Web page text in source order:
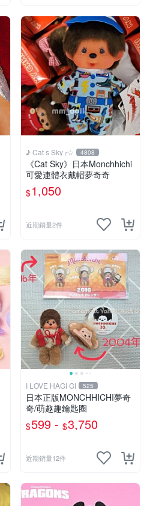
♪ Cat s Sky╭☆ 4808
《Cat Sky》日本Monchhichi
可愛連體衣戴帽夢奇奇
$1,050
近期銷量2件
I LOVE HAGI GI 525
日本正版MONCHHICHI夢奇
奇/萌趣趣鑰匙圈
$599 - $3,750
近期銷量12件